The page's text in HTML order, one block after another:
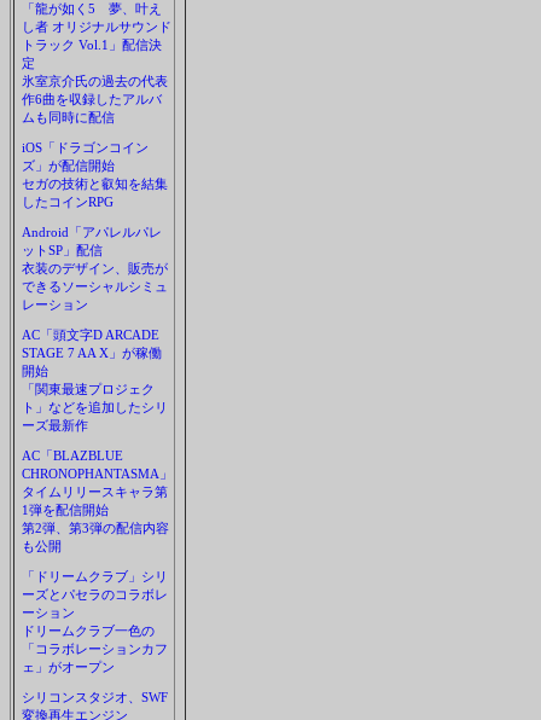
「龍が如く5 夢、叶え
し者 オリジナルサウンド
トラック Vol.1」配信決
定
氷室京介氏の過去の代表
作6曲を収録したアルバ
ムも同時に配信
iOS「ドラゴンコイン
ズ」が配信開始
セガの技術と叡知を結集
したコインRPG
Android「アパレルパレ
ットSP」配信
衣装のデザイン、販売が
できるソーシャルシミュ
レーション
AC「頭文字D ARCADE
STAGE 7 AA X」が稼働
開始
「関東最速プロジェク
ト」などを追加したシリ
ーズ最新作
AC「BLAZBLUE
CHRONOPHANTASMA」
タイムリリースキャラ第
1弾を配信開始
第2弾、第3弾の配信内容
も公開
「ドリームクラブ」シリ
ーズとパセラのコラボレ
ーション
ドリームクラブ一色の
「コラボレーションカフ
ェ」がオープン
シリコンスタジオ、SWF
変換再生エンジン